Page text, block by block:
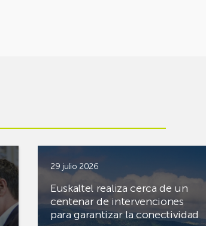
29 julio 2026
Euskaltel realiza cerca de un
centenar de intervenciones
para garantizar la conectividad